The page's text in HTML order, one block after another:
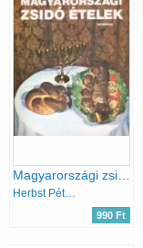
Herbst Péterné-Krausz Zorica
990 Ft